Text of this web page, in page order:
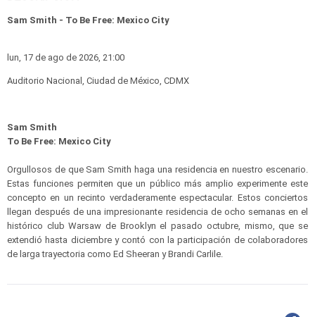
Sam Smith - To Be Free: Mexico City
lun, 17 de ago de 2026, 21:00
Auditorio Nacional, Ciudad de México, CDMX
Sam Smith
To Be Free: Mexico City
Orgullosos de que Sam Smith haga una residencia en nuestro escenario.
Estas funciones permiten que un público más amplio experimente este
concepto en un recinto verdaderamente espectacular. Estos conciertos
llegan después de una impresionante residencia de ocho semanas en el
histórico club Warsaw de Brooklyn el pasado octubre, mismo, que se
extendió hasta diciembre y contó con la participación de colaboradores
de larga trayectoria como Ed Sheeran y Brandi Carlile.